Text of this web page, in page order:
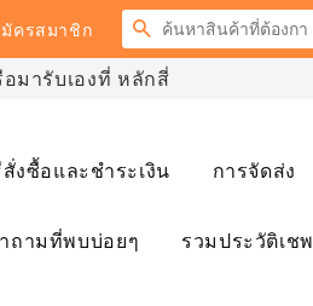
ครสมาชิก
ค้นหา
มารับเองที่ หลักสี่
งซื้อและชำระเงิน การจัดส่ง
ถามที่พบบ่อยๆ รวมประวัติเชพ